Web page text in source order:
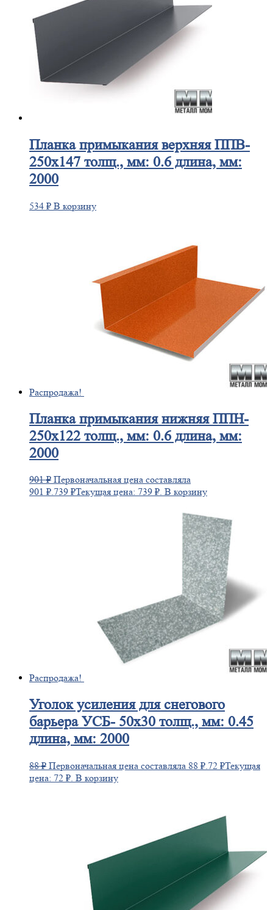
Планкапримыкания верхняя ППВ-
250х147 толщ., мм: 0.6 длина, мм:
2000
534 ₽ В корзину
Распродажа!
Планкапримыкания нижняя ППН-
250х122 толщ., мм: 0.6 длина, мм:
2000
901₽ Первоначальная цена составляла
901 ₽.739 ₽Текущая цена: 739 ₽. В корзину
Распродажа!
Уголокусиления для снегового
барьера УСБ- 50х30 толщ., мм: 0.45
длина, мм: 2000
88₽ Первоначальная цена составляла 88 ₽.72 ₽Текущая
цена: 72 ₽. В корзину